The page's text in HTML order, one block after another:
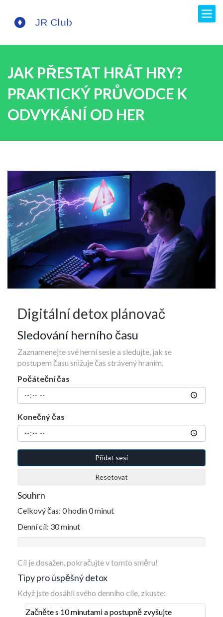
JAK PŘESTAT HRÁT HRY?
PRAKTICKÝ PRŮVODCE K
ODVYKÁNÍ OD HER
Digitální detox plánovač
Sledování herního času
Zaznamenejte své herní sesie a sledujte, jak se
postupem času snižuje čas strávený hraním.
Počáteční čas
Konečný čas
Přidat sesi
Resetovat
Souhrn
Celkový čas: 0 hodin 0 minut
Denní cíl: 30 minut
Cíl je dosažen, pokračujte v tomto směru!
Tipy pro úspěšný detox
Když jste dosáhli svého denního cíle, zkuste:
Začněte s 10 minutami a postupně zvyšujte